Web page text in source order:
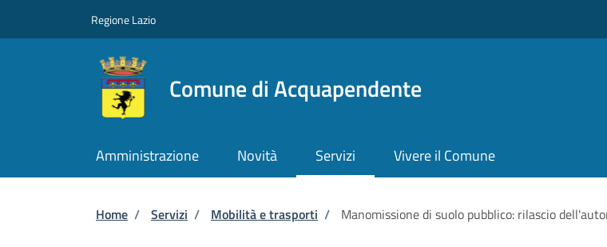
Regione Lazio
Comune di Acquapendente
Amministrazione Novità Servizi Vivere il Comune
Briciole di pane
Home / Servizi / Mobilità e trasporti / Manomissione di suolo pubblico: rilascio